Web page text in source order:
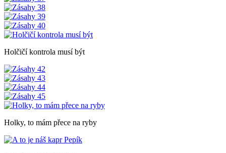
Holčičí kontrola musí být
Holky, to mám přece na ryby